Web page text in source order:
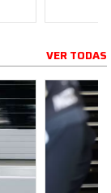
VER TODAS